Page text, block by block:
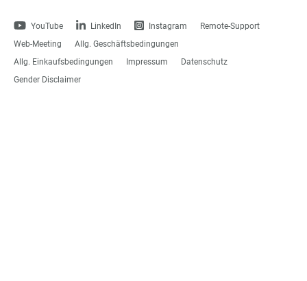
YouTube LinkedIn Instagram
Remote-Support
Web-Meeting
Allg. Geschäftsbedingungen
Allg. Einkaufsbedingungen
Impressum
Datenschutz
Gender Disclaimer